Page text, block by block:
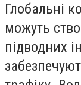
Глобальні
можуть
підводних